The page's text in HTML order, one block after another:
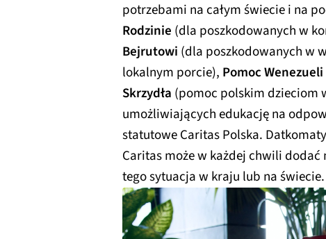
potrzebami na całym świecie i na
Rodzinie (dla poszkodowanych w
Bejrutowi (dla poszkodowanych w
lokalnym porcie), Pomoc Wenezueli
Skrzydła (pomoc polskim dzieciom
umożliwiających edukację na
statutowe Caritas Polska.
Caritas może w każdej chwili
tego sytuacja w kraju lub na świecie.